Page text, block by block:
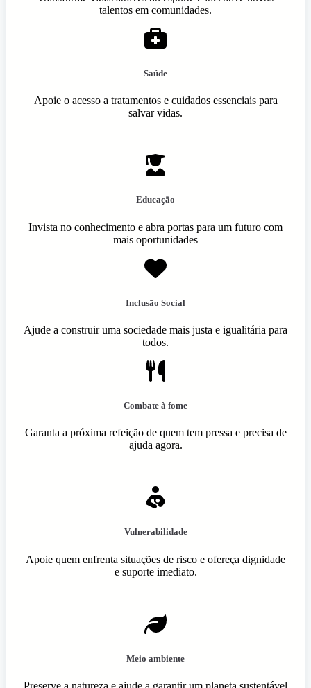
talentos em comunidades.
Saúde
Apoie o acesso a tratamentos e cuidados essenciais para
salvar vidas.
Educação
Invista no conhecimento e abra portas para um futuro com
mais oportunidades
Inclusão Social
Ajude a construir uma sociedade mais justa e igualitária para
todos.
Combate à fome
Garanta a próxima refeição de quem tem pressa e precisa de
ajuda agora.
Vulnerabilidade
Apoie quem enfrenta situações de risco e ofereça dignidade
e suporte imediato.
Meio ambiente
Preserve a natureza e ajude a garantir um planeta sustentável